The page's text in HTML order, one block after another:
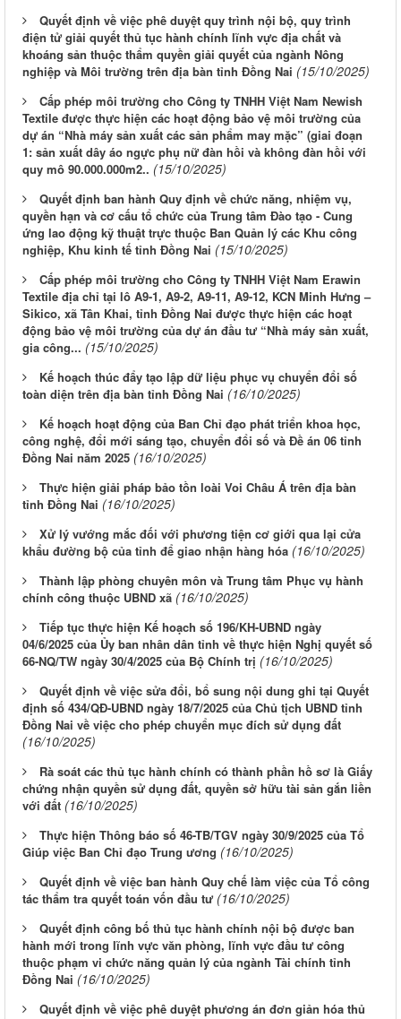
Quyết định về việc phê duyệt quy trình nội bộ, quy trình
điện tử giải quyết thủ tục hành chính lĩnh vực địa chất và
khoáng sản thuộc thẩm quyền giải quyết của ngành Nông
nghiệp và Môi trường trên địa bàn tỉnh Đồng Nai (15/10/2025)
Cấp phép môi trường cho Công ty TNHH Việt Nam Newish
Textile được thực hiện các hoạt động bảo vệ môi trường của
dự án “Nhà máy sản xuất các sản phẩm may mặc” (giai đoạn
1: sản xuất dây áo ngực phụ nữ đàn hồi và không đàn hồi với
quy mô 90.000.000m2.. (15/10/2025)
Quyết định ban hành Quy định về chức năng, nhiệm vụ,
quyền hạn và cơ cấu tổ chức của Trung tâm Đào tạo - Cung
ứng lao động kỹ thuật trực thuộc Ban Quản lý các Khu công
nghiệp, Khu kinh tế tỉnh Đồng Nai (15/10/2025)
Cấp phép môi trường cho Công ty TNHH Việt Nam Erawin
Textile địa chỉ tại lô A9-1, A9-2, A9-11, A9-12, KCN Minh Hưng –
Sikico, xã Tân Khai, tỉnh Đồng Nai được thực hiện các hoạt
động bảo vệ môi trường của dự án đầu tư “Nhà máy sản xuất,
gia công... (15/10/2025)
Kế hoạch thúc đẩy tạo lập dữ liệu phục vụ chuyển đổi số
toàn diện trên địa bàn tỉnh Đồng Nai (16/10/2025)
Kế hoạch hoạt động của Ban Chỉ đạo phát triển khoa học,
công nghệ, đổi mới sáng tạo, chuyển đổi số và Đề án 06 tỉnh
Đồng Nai năm 2025 (16/10/2025)
Thực hiện giải pháp bảo tồn loài Voi Châu Á trên địa bàn
tỉnh Đồng Nai (16/10/2025)
Xử lý vướng mắc đối với phương tiện cơ giới qua lại cửa
khẩu đường bộ của tỉnh để giao nhận hàng hóa (16/10/2025)
Thành lập phòng chuyên môn và Trung tâm Phục vụ hành
chính công thuộc UBND xã (16/10/2025)
Tiếp tục thực hiện Kế hoạch số 196/KH-UBND ngày
04/6/2025 của Ủy ban nhân dân tỉnh về thực hiện Nghị quyết số
66-NQ/TW ngày 30/4/2025 của Bộ Chính trị (16/10/2025)
Quyết định về việc sửa đổi, bổ sung nội dung ghi tại Quyết
định số 434/QĐ-UBND ngày 18/7/2025 của Chủ tịch UBND tỉnh
Đồng Nai về việc cho phép chuyển mục đích sử dụng đất
(16/10/2025)
Rà soát các thủ tục hành chính có thành phần hồ sơ là Giấy
chứng nhận quyền sử dụng đất, quyền sở hữu tài sản gắn liền
với đất (16/10/2025)
Thực hiện Thông báo số 46-TB/TGV ngày 30/9/2025 của Tổ
Giúp việc Ban Chỉ đạo Trung ương (16/10/2025)
Quyết định về việc ban hành Quy chế làm việc của Tổ công
tác thẩm tra quyết toán vốn đầu tư (16/10/2025)
Quyết định công bố thủ tục hành chính nội bộ được ban
hành mới trong lĩnh vực văn phòng, lĩnh vực đầu tư công
thuộc phạm vi chức năng quản lý của ngành Tài chính tỉnh
Đồng Nai (16/10/2025)
Quyết định về việc phê duyệt phương án đơn giản hóa thủ